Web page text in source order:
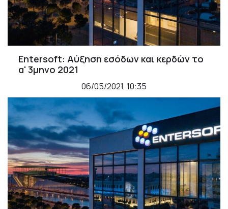
Entersoft: Αύξηση εσόδων και κερδών το
α' 3μηνο 2021
06/05/2021, 10:35